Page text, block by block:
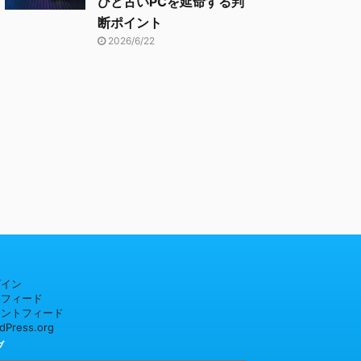
断ポイント
2026/6/22
ン
ィード
トフィード